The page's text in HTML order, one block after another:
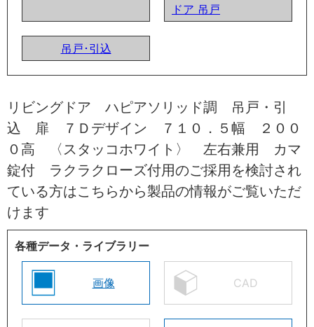
ドア 吊戸
吊戸･引込
リビングドア ハピアソリッド調 吊戸・引
込 扉 ７Ｄデザイン ７１０．５幅 ２００
０高 〈スタッコホワイト〉 左右兼用 カマ
錠付 ラクラクローズ付用のご採用を検討され
ている方はこちらから製品の情報がご覧いただ
けます
各種データ・ライブラリー
画像 CAD